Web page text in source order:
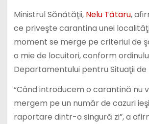
Ministrul Sănătăţii, Nelu Tătaru,
ce priveşte carantina unei
moment se merge pe criteriul de
o mie de locuitori, conform
Departamentului pentru Situaţii de
“Când introducem o carantină nu
mergem pe un număr de cazuri
raportare dintr-o singură zi”, a